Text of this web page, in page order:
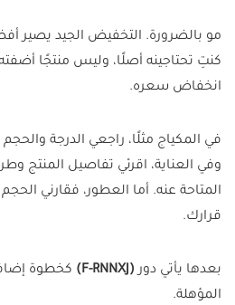
مو بالضرورة. التخفيض الجيد يصير
كنتِ تحتاجينه أصلًا، وليس منتجًا
انخفاض سعره.
في المكياج مثلًا، راجعي الدرجة
وفي العناية، اقرئي تفاصيل المنتج
المتاحة عنه. أما العطور، فقارني
قرارك.
بعدها يأتي دور(F-RNNXJ)
كخطوة
المؤهلة.